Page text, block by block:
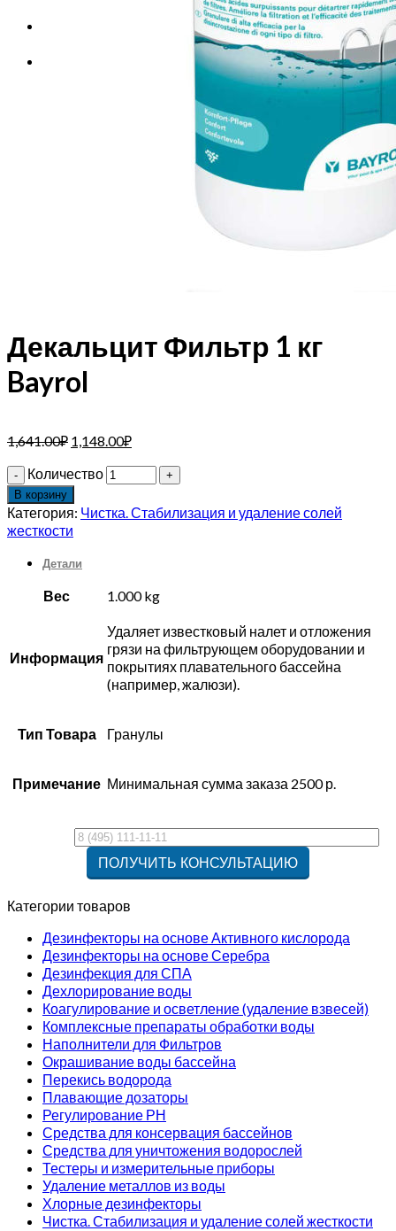
Декальцит Фильтр 1 кг
Bayrol
1,641.00₽ 1,148.00₽
Количество
В корзину
Категория: Чистка. Стабилизация и удаление солей
жесткости
Детали
Вес 1.000 kg
Информация
Удаляет известковый налет и отложения
грязи на фильтрующем оборудовании и
покрытиях плавательного бассейна
(например, жалюзи).
Тип Товара Гранулы
Примечание Минимальная сумма заказа 2500 р.
Категории товаров
Дезинфекторы на основе Активного кислорода
Дезинфекторы на основе Серебра
Дезинфекция для СПА
Дехлорирование воды
Коагулирование и осветление (удаление взвесей)
Комплексные препараты обработки воды
Наполнители для Фильтров
Окрашивание воды бассейна
Перекись водорода
Плавающие дозаторы
Регулирование РН
Средства для консервация бассейнов
Средства для уничтожения водорослей
Тестеры и измерительные приборы
Удаление металлов из воды
Хлорные дезинфекторы
Чистка. Стабилизация и удаление солей жесткости